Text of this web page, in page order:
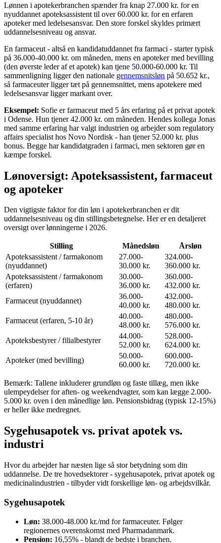
Lønnen i apotekerbranchen spænder fra knap 27.000 kr. for en
nyuddannet apoteksassistent til over 60.000 kr. for en erfaren
apoteker med ledelsesansvar. Den store forskel skyldes primært
uddannelsesniveau og ansvar.
En farmaceut - altså en kandidatuddannet fra farmaci - starter typisk
på 36.000-40.000 kr. om måneden, mens en apoteker med bevilling
(den øverste leder af et apotek) kan tjene 50.000-60.000 kr. Til
sammenligning ligger den nationale gennemsnitsløn på 50.652 kr.,
så farmaceuter ligger tæt på gennemsnittet, mens apotekere med
ledelsesansvar ligger markant over.
Eksempel: Sofie er farmaceut med 5 års erfaring på et privat apotek
i Odense. Hun tjener 42.000 kr. om måneden. Hendes kollega Jonas
med samme erfaring har valgt industrien og arbejder som regulatory
affairs specialist hos Novo Nordisk - han tjener 52.000 kr. plus
bonus. Begge har kandidatgraden i farmaci, men sektoren gør en
kæmpe forskel.
Lønoversigt: Apoteksassistent, farmaceut
og apoteker
Den vigtigste faktor for din løn i apotekerbranchen er dit
uddannelsesniveau og din stillingsbetegnelse. Her er en detaljeret
oversigt over lønningerne i 2026.
Stilling Månedsløn
Årsløn
Apoteksassistent / farmakonom
(nyuddannet)
27.000-
30.000 kr.
324.000-
360.000 kr.
Apoteksassistent / farmakonom
(erfaren)
30.000-
36.000 kr.
360.000-
432.000 kr.
Farmaceut (nyuddannet)
36.000-
40.000 kr.
432.000-
480.000 kr.
Farmaceut (erfaren, 5-10 år)
40.000-
48.000 kr.
480.000-
576.000 kr.
Apoteksbestyrer / filialbestyrer
44.000-
52.000 kr.
528.000-
624.000 kr.
Apoteker (med bevilling)
50.000-
60.000 kr.
600.000-
720.000 kr.
Bemærk: Tallene inkluderer grundløn og faste tillæg, men ikke
ulempeydelser for aften- og weekendvagter, som kan lægge 2.000-
5.000 kr. oven i den månedlige løn. Pensionsbidrag (typisk 12-15%)
er heller ikke medregnet.
Sygehusapotek vs. privat apotek vs.
industri
Hvor du arbejder har næsten lige så stor betydning som din
uddannelse. De tre hovedsektorer - sygehusapotek, privat apotek og
medicinalindustrien - tilbyder vidt forskellige løn- og arbejdsvilkår.
Sygehusapotek
Løn: 38.000-48.000 kr./md for farmaceuter. Følger
regionernes overenskomst med Pharmadanmark.
Pension: 16,55% - blandt de bedste i branchen.